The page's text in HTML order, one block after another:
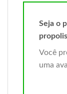
Seja o
Você
uma